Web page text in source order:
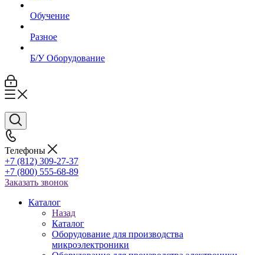
Обучение
Разное
Б/У Оборудование
Телефоны
+7 (812) 309-27-37
+7 (800) 555-68-89
Заказать звонок
Каталог
Назад
Каталог
Оборудование для производства
микроэлектроники